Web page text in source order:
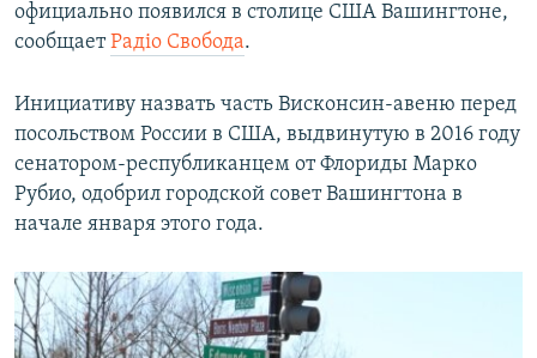
официально появился в столице США Вашингтоне,
сообщаетРадіо Свобода.
Инициативу назвать часть Висконсин-авеню перед
посольством России в США, выдвинутую в 2016 году
сенатором-республиканцем от Флориды Марко
Рубио, одобрил городской совет Вашингтона в
начале января этого года.